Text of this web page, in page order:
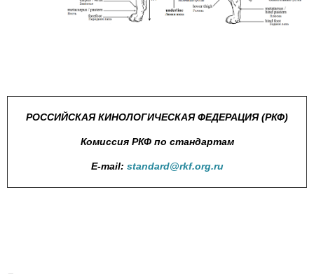
РОССИЙСКАЯ КИНОЛОГИЧЕСКАЯ ФЕДЕРАЦИЯ (РКФ)
Комиссия РКФ по стандартам
E-mail: standard@rkf.org.ru